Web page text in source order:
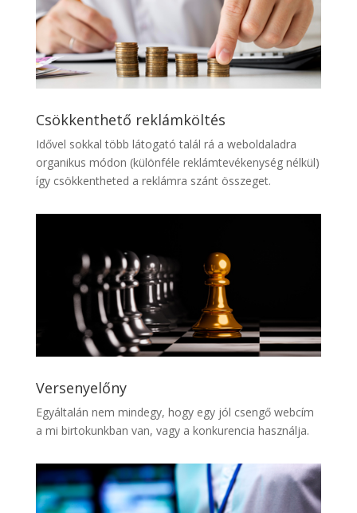
Csökkenthető reklámköltés
Idővel sokkal több látogató talál rá a weboldaladra
organikus módon (különféle reklámtevékenység nélkül)
így csökkentheted a reklámra szánt összeget.
Versenyelőny
Egyáltalán nem mindegy, hogy egy jól csengő webcím
a mi birtokunkban van, vagy a konkurencia használja.